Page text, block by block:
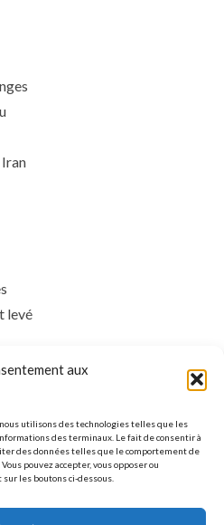
aux
utilisons des technologies telles que les
des terminaux. Le fait de consentir à
des données telles que le comportement de
pouvez accepter, vous opposer ou
les boutons ci-dessous.
levé
nuit
soleil et la lumière